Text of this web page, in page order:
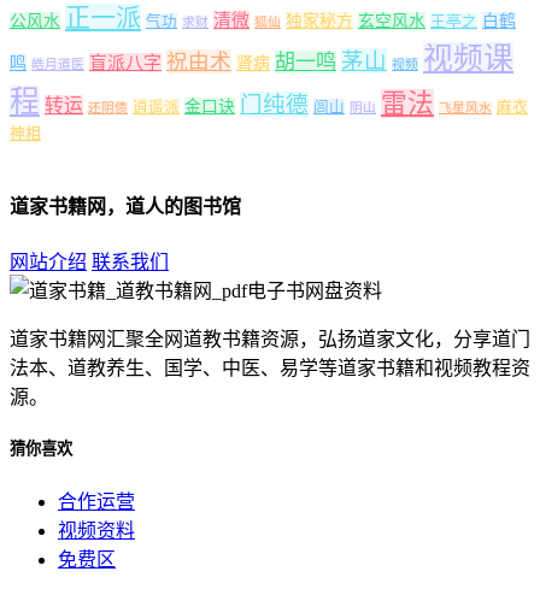
公风水 正一派 气功 求财 清微 狐仙 独家秘方 玄空风水 王亭之 白鹤
鸣 皓月道医 盲派八字 祝由术 肾病 胡一鸣 茅山 视频 视频课
程 转运 还阴债 逍遥派 金口诀 门纯德 闾山 阴山 雷法 飞星风水 麻衣
神相
道家书籍网，道人的图书馆
网站介绍 联系我们
道家书籍网汇聚全网道教书籍资源，弘扬道家文化，分享道门
法本、道教养生、国学、中医、易学等道家书籍和视频教程资
源。
猜你喜欢
合作运营
视频资料
免费区